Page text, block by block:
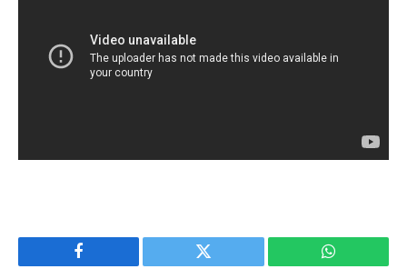
Facebook Twitter WhatsApp